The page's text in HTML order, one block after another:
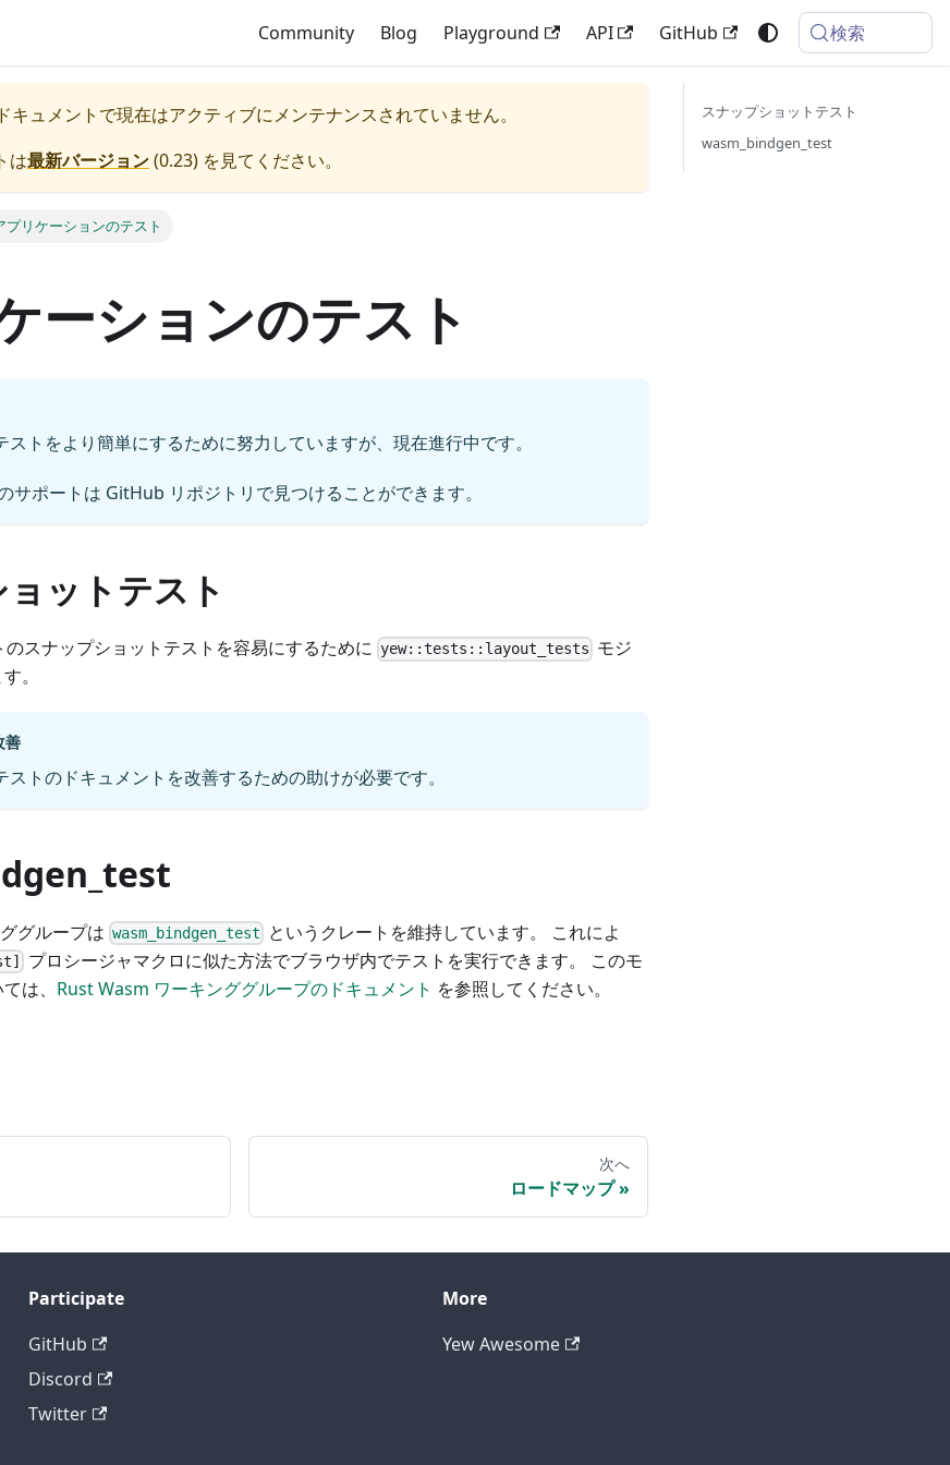
Community Blog Playground API GitHub 検索
キュメントで現在はアクティブにメンテナンスされていません。
は最新バージョン(0.23) を見てください。
プリケーションのテスト
ーションのテスト
ストをより簡単にするために努力していますが、現在進行中です。
サポートは GitHub リポジトリで見つけることができます。
ットテスト
スナップショットテストを容易にするために yew::tests::layout_tests モジ
。
善
トのドキュメントを改善するための助けが必要です。
グループは wasm_bindgen_test
というクレートを維持しています。 これによ
プロシージャマクロに似た方法でブラウザ内でテストを実行できます。 このモ
は、 Rust Wasm ワーキンググループのドキュメント を参照してください。
次へ
ロードマップ
スナップショットテスト
wasm_bindgen_test
Participate
GitHub
Discord
Twitter
More
Yew Awesome